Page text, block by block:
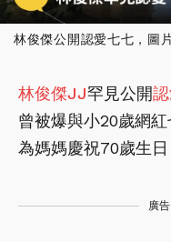
林俊傑公開認愛七七，圖
林俊傑JJ罕見公開
曾被爆與小20歲網
為媽媽慶祝70歲生
廣